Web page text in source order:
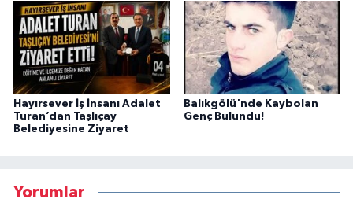
Hayırsever İş İnsanı Adalet
Turan’dan Taşlıçay
Belediyesine Ziyaret
Balıkgölü'nde Kaybolan
Genç Bulundu!
Yorumlar